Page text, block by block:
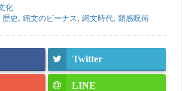
化
歴史,縄文のビーナス,縄文時代,類感呪術
Twitter
LINE